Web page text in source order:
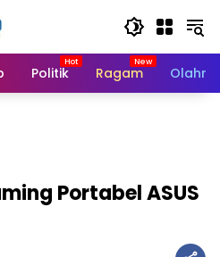
Politik Ragam
Portabel ASUS